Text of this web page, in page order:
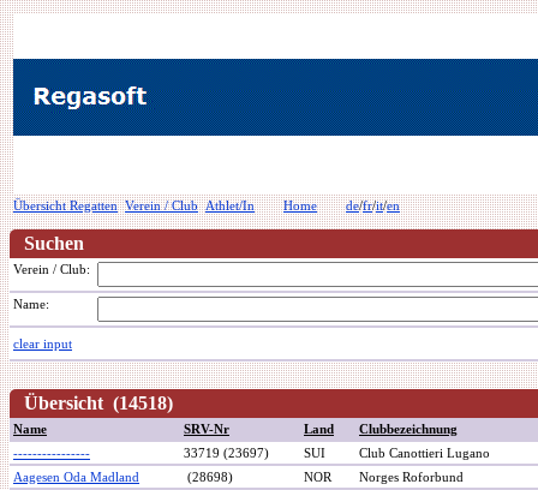
Übersicht Regatten Verein / Club Athlet/In Home de/fr/it/en
Suchen
Verein / Club:
Name:
clear input
Übersicht (14518)
Name SRV-Nr Land
Clubbezeichnung
----------------
33719 (23697) SUI
Club Canottieri Lugano
Aagesen Oda Madland
(28698) NOR
Norges Roforbund